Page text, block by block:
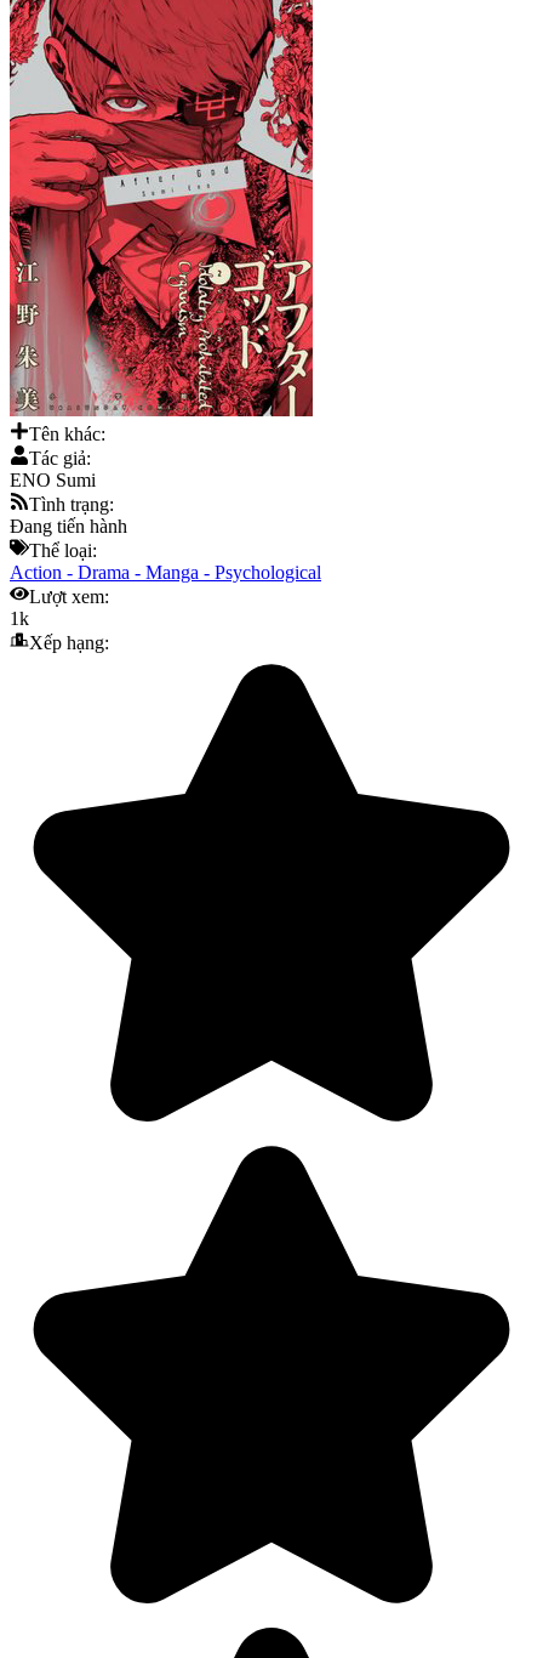
Tên khác:
Tác giả:
ENO Sumi
Tình trạng:
Đang tiến hành
Thể loại:
Action - Drama - Manga - Psychological
Lượt xem:
1k
Xếp hạng: